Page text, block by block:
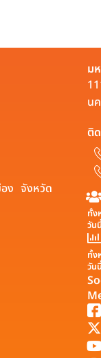
อง จังหวัด
ม
น
ติ
ทั้ง
วัน
ทั้ง
วัน